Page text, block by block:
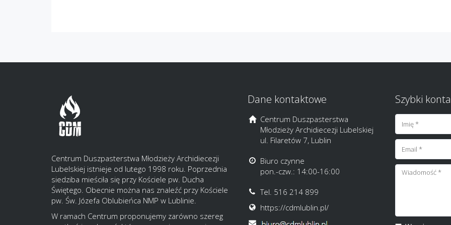
Centrum Duszpasterstwa Młodzieży Archidiecezji
Lubelskiej istnieje od lutego 1998 roku. Poprzednia
siedziba mieściła się przy Kościele pw. Ducha
Świętego. Obecnie można nas znaleźć przy Kościele
pw. Św. Józefa Oblubieńca NMP w Lublinie.
W ramach Centrum proponujemy zarówno szereg
Dane kontaktowe
Centrum Duszpasterstwa
Młodzieży Archidiecezji Lubelskiej
ul. Filaretów 7, Lublin
Biuro czynne
pon.-czw.: 14:00-16:00
Tel. 516 214 899
https://cdmlublin.pl/
Szybki